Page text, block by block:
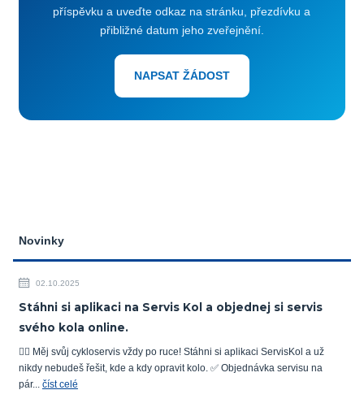
Novinky
02.10.2025
Stáhni si aplikaci na Servis Kol a objednej si servis
svého kola online.
🚴‍♂️ Měj svůj cykloservis vždy po ruce! Stáhni si aplikaci ServisKol a už
nikdy nebudeš řešit, kde a kdy opravit kolo. ✅ Objednávka servisu na
pár... číst celé
příspěvku a uveďte odkaz na stránku, přezdívku a
přibližné datum jeho zveřejnění.
NAPSAT ŽÁDOST